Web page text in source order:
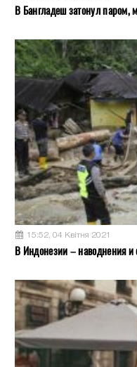
В Бангладеш затонул паром,
15:52, 04 Квітня 2021
В Индонезии – наводнения и